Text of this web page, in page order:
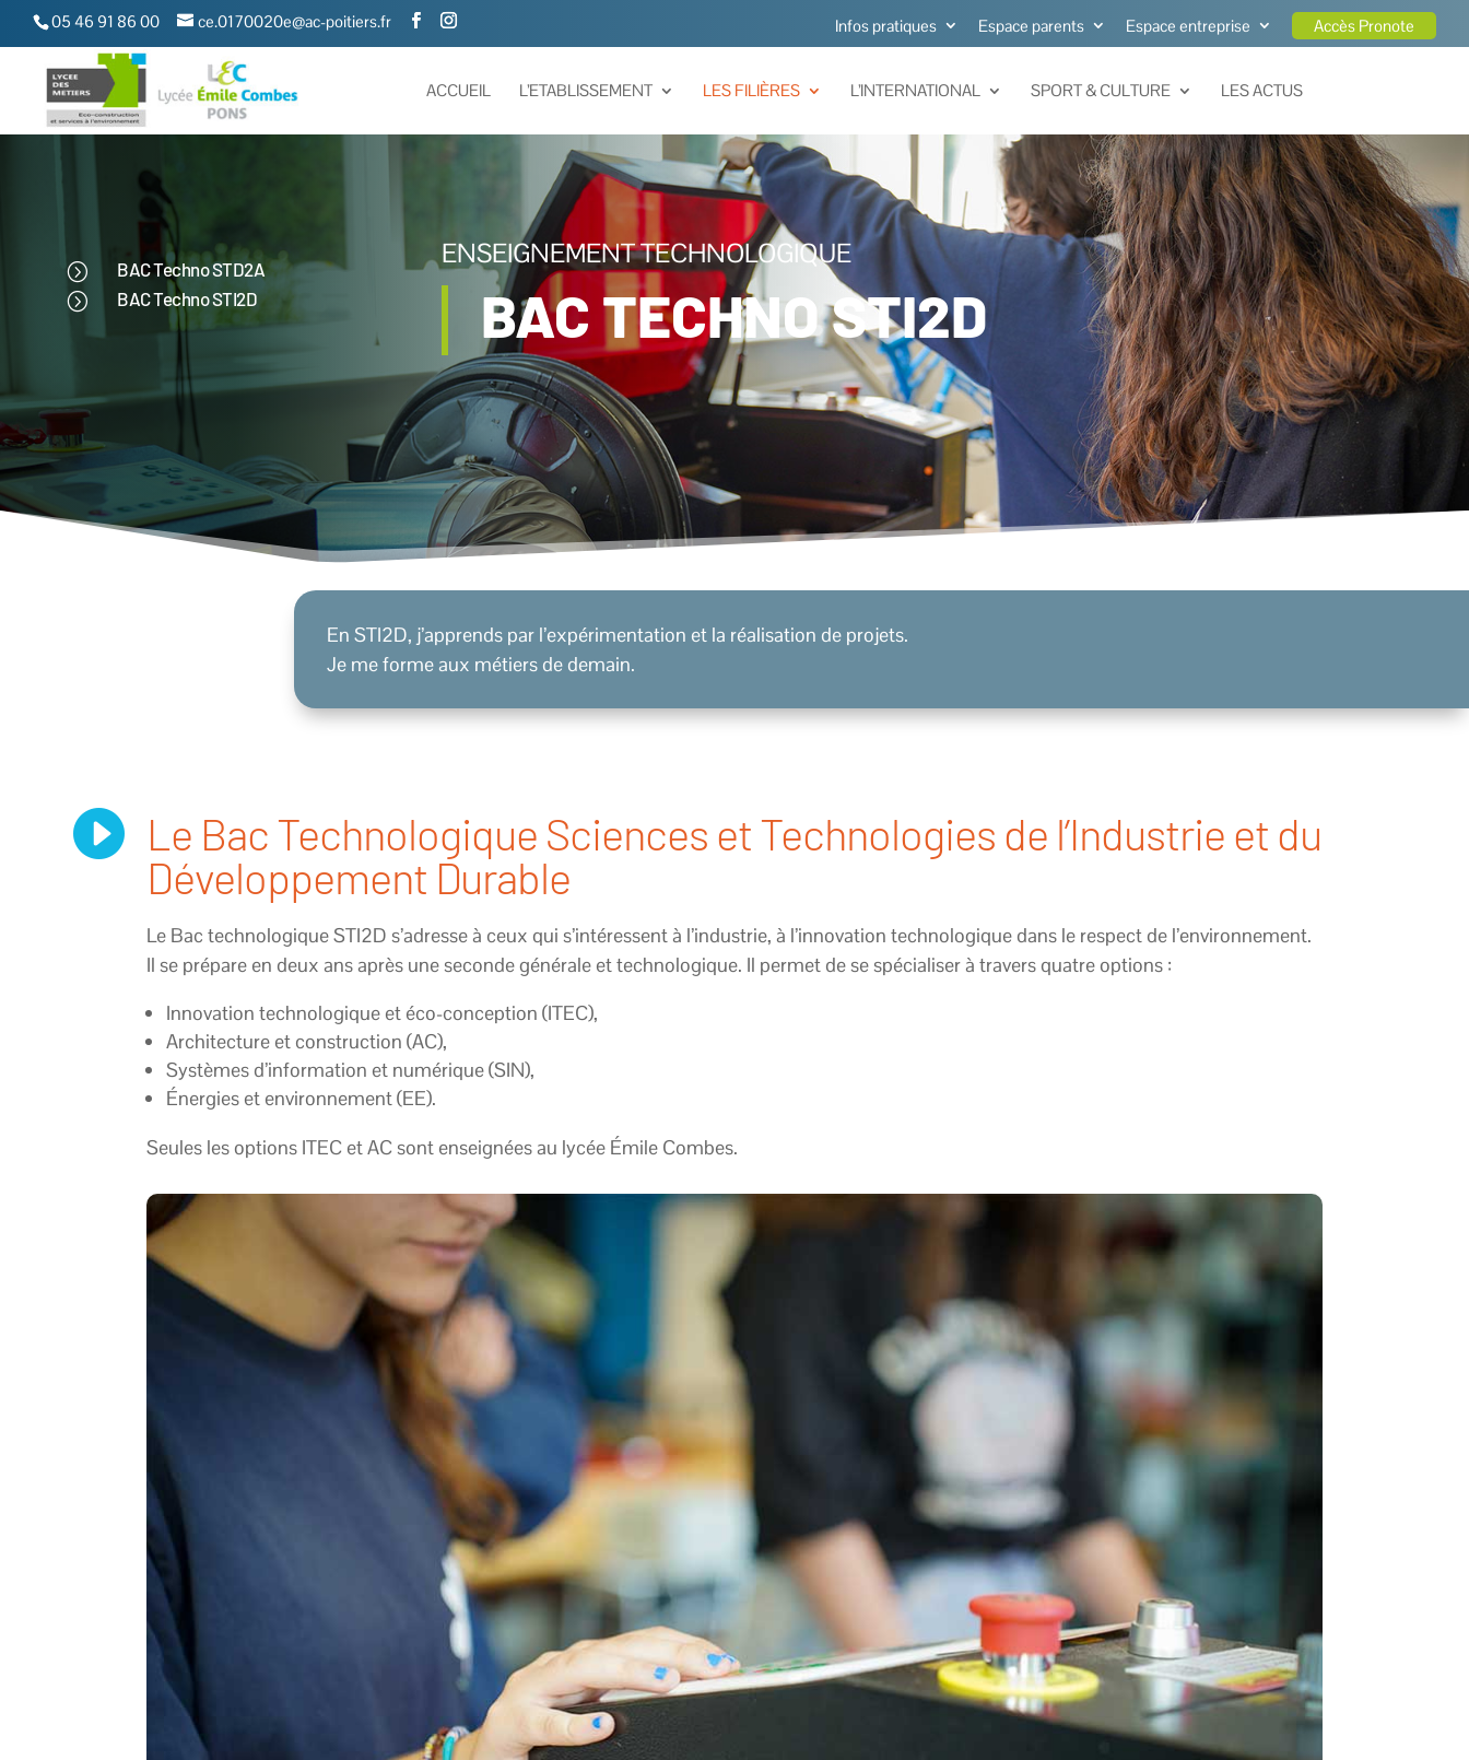
05 46 91 86 00 ce.0170020e@ac-poitiers.fr Infos pratiques Espace parents Espace entreprise Accès Pronote
ACCUEIL L’ETABLISSEMENT LES FILIÈRES L’INTERNATIONAL SPORT & CULTURE LES ACTUS
=
BAC Techno STD2A
=
BAC Techno STI2D
ENSEIGNEMENT TECHNOLOGIQUE
BAC TECHNO STI2D
En STI2D, j’apprends par l’expérimentation et la réalisation de projets.
Je me forme aux métiers de demain.
Le Bac Technologique Sciences et Technologies de l’Industrie et du
Développement Durable

Le Bac technologique STI2D s’adresse à ceux qui s’intéressent à l’industrie, à l’innovation technologique dans le respect de l’environnement.
Il se prépare en deux ans après une seconde générale et technologique. Il permet de se spécialiser à travers quatre options :
Innovation technologique et éco-conception (ITEC),
Architecture et construction (AC),
Systèmes d’information et numérique (SIN),
Énergies et environnement (EE).
Seules les options ITEC et AC sont enseignées au lycée Émile Combes.